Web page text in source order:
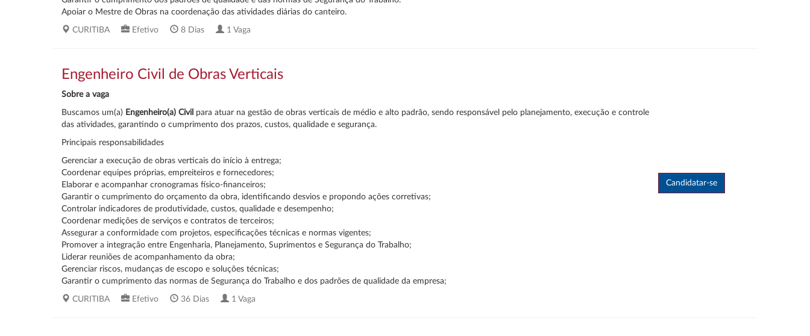
Apoiar o Mestre de Obras na coordenação das atividades diárias do canteiro.
CURITIBA Efetivo 8 Dias 1 Vaga
Engenheiro Civil de Obras Verticais
Sobre a vaga
Buscamos um(a) Engenheiro(a) Civil para atuar na gestão de obras verticais de médio e alto padrão, sendo responsável pelo planejamento, execução e controle
das atividades, garantindo o cumprimento dos prazos, custos, qualidade e segurança.
Principais responsabilidades
Gerenciar a execução de obras verticais do início à entrega;
Coordenar equipes próprias, empreiteiros e fornecedores;
Elaborar e acompanhar cronogramas físico-financeiros;
Garantir o cumprimento do orçamento da obra, identificando desvios e propondo ações corretivas;
Controlar indicadores de produtividade, custos, qualidade e desempenho;
Coordenar medições de serviços e contratos de terceiros;
Assegurar a conformidade com projetos, especificações técnicas e normas vigentes;
Promover a integração entre Engenharia, Planejamento, Suprimentos e Segurança do Trabalho;
Liderar reuniões de acompanhamento da obra;
Gerenciar riscos, mudanças de escopo e soluções técnicas;
Garantir o cumprimento das normas de Segurança do Trabalho e dos padrões de qualidade da empresa;
CURITIBA Efetivo 36 Dias 1 Vaga